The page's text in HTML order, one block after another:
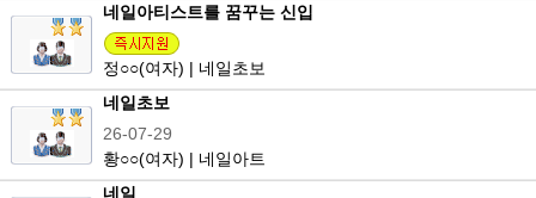
네일아티스트를 꿈꾸는 신입
정○○(여자) | 네일초보
네일초보
26-07-29
황○○(여자) | 네일아트
네일